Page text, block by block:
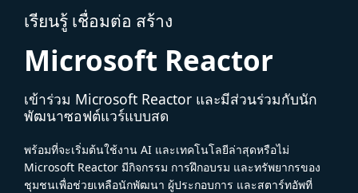
เรียนรู้ เชื่อมต่อ สร้าง
Microsoft Reactor
เข้าร่วม Microsoft Reactor และมีส่วนร่วมกับนัก
พัฒนาซอฟต์แวร์แบบสด
พร้อมที่จะเริ่มต้นใช้งาน AI และเทคโนโลยีล่าสุดหรือไม่
Microsoft Reactor มีกิจกรรม การฝึกอบรม และทรัพยากรของ
ชุมชนเพื่อช่วยเหลือนักพัฒนา ผู้ประกอบการ และสตาร์ทอัพที่